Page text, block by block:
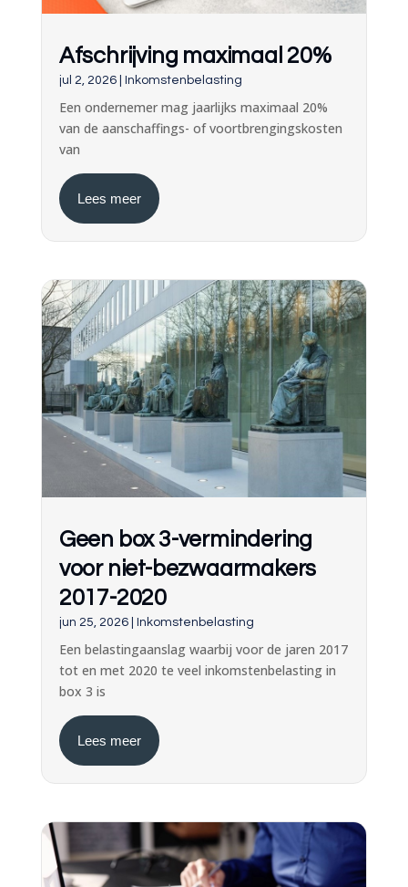
Afschrijving maximaal 20%
jul 2, 2026| Inkomstenbelasting
Een ondernemer mag jaarlijks maximaal 20%
van de aanschaffings- of voortbrengingskosten
van
Lees meer
Geen box 3-vermindering
voor niet-bezwaarmakers
2017-2020
jun 25, 2026| Inkomstenbelasting
Een belastingaanslag waarbij voor de jaren 2017
tot en met 2020 te veel inkomstenbelasting in
box 3 is
Lees meer